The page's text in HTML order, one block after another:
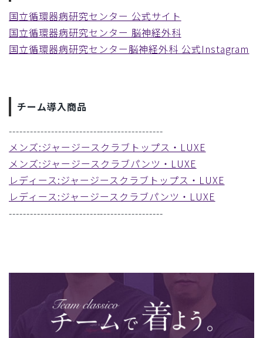
国立循環器病研究センター 公式サイト
国立循環器病研究センター 脳神経外科
国立循環器病研究センター脳神経外科 公式Instagram
チーム導入商品
--------------------------------------------
メンズ:ジャージースクラブトップス・LUXE
メンズ:ジャージースクラブパンツ・LUXE
レディース:ジャージースクラブトップス・LUXE
レディース:ジャージースクラブパンツ・LUXE
--------------------------------------------